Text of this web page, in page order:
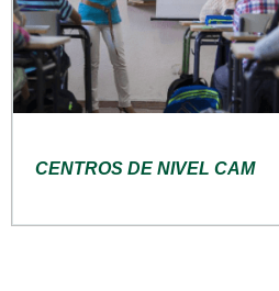
CENTROS DE NIVEL CAM